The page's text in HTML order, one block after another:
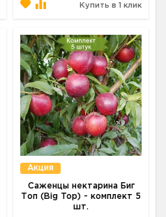
Купить в 1 клик
Акция
Саженцы нектарина Биг
Топ (Big Top) - комплект 5
шт.